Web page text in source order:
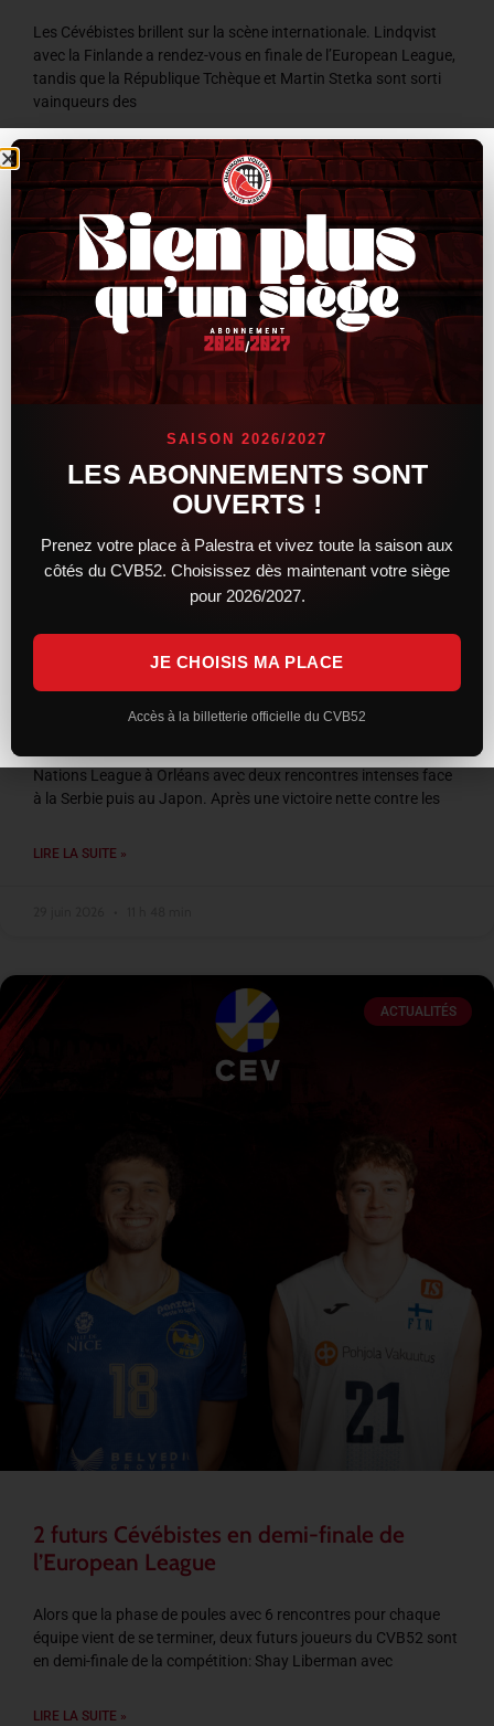
Les Cévébistes brillent sur la scène internationale. Lindqvist
avec la Finlande a rendez-vous en finale de l’European League,
tandis que la République Tchèque et Martin Stetka sont sorti
vainqueurs des
LIRE LA SUITE »
8 juillet 2026 9 h 59 min
ACTUALITÉS
VNL 2026 : les Bleus entre confirmation et
frustration à Orléans
Nations League à Orléans avec deux rencontres intenses face
à la Serbie puis au Japon. Après une victoire nette contre les
LIRE LA SUITE »
ACTUALITÉS
2 futurs Cévébistes en demi-finale de
l’European League
Alors que la phase de poules avec 6 rencontres pour chaque
équipe vient de se terminer, deux futurs joueurs du CVB52 sont
en demi-finale de la compétition: Shay Liberman avec
LIRE LA SUITE »
SAISON 2026/2027
LES ABONNEMENTS SONT
OUVERTS !
Prenez votre place à Palestra et vivez toute la saison aux
côtés du CVB52. Choisissez dès maintenant votre siège
pour 2026/2027.
JE CHOISIS MA PLACE
Accès à la billetterie officielle du CVB52